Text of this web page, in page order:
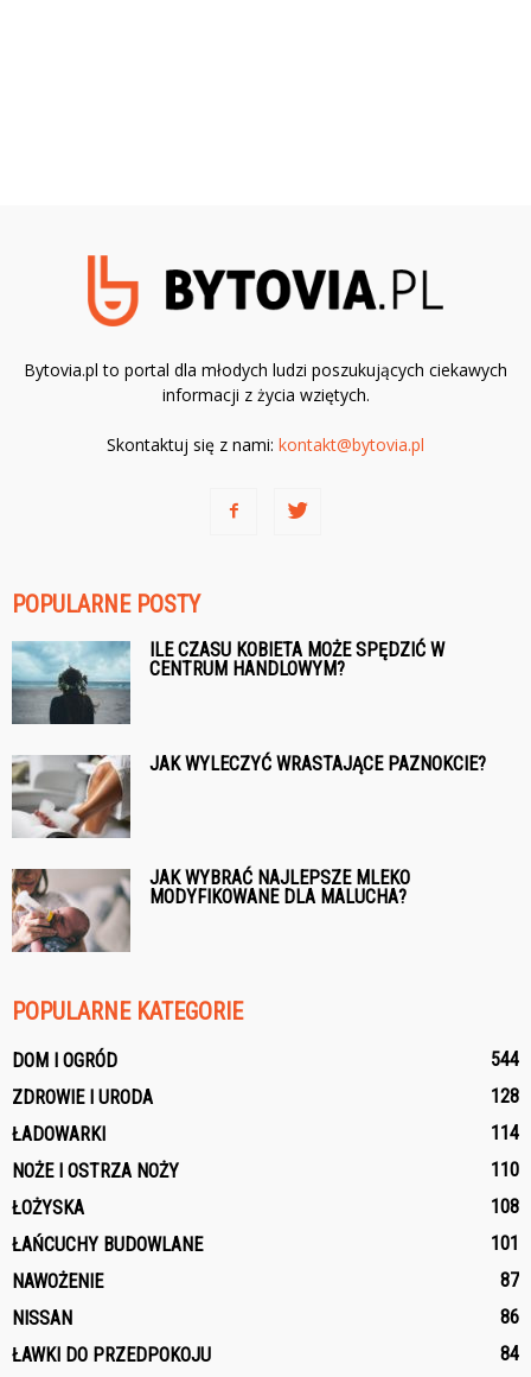
Bytovia.pl to portal dla młodych ludzi poszukujących ciekawych
informacji z życia wziętych.
Skontaktuj się z nami: kontakt@bytovia.pl
POPULARNE POSTY
ILE CZASU KOBIETA MOŻE SPĘDZIĆ W
CENTRUM HANDLOWYM?
JAK WYLECZYĆ WRASTAJĄCE PAZNOKCIE?
JAK WYBRAĆ NAJLEPSZE MLEKO
MODYFIKOWANE DLA MALUCHA?
POPULARNE KATEGORIE
DOM I OGRÓD
544
ZDROWIE I URODA
128
ŁADOWARKI
114
NOŻE I OSTRZA NOŻY
110
ŁOŻYSKA
108
ŁAŃCUCHY BUDOWLANE
101
NAWOŻENIE
87
NISSAN
86
ŁAWKI DO PRZEDPOKOJU
84